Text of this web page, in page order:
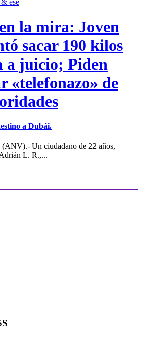
ese
la mira: Joven
sacar 190 kilos
a juicio; Piden
«telefonazo» de
a Dubái.
Un ciudadano de 22 años,
L. R.,...